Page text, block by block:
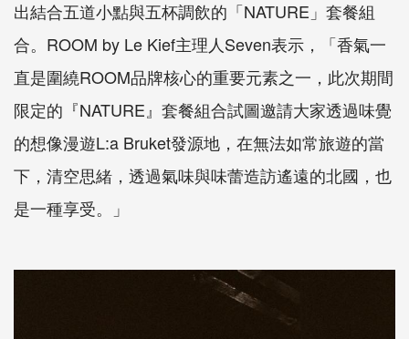
出結合五道小點與五杯調飲的「NATURE」套餐組
合。ROOM by Le Kief主理人Seven表示，「香氣一
直是圍繞ROOM品牌核心的重要元素之一，此次期間
限定的『NATURE』套餐組合試圖邀請大家透過味覺
的想像漫遊L:a Bruket發源地，在無法如常旅遊的當
下，清空思緒，透過氣味與味蕾造訪遙遠的北國，也
是一種享受。」